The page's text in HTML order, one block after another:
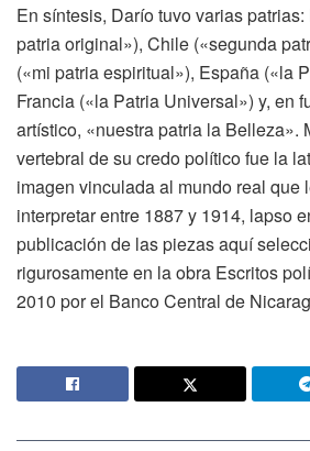
En síntesis, Darío tuvo varias
patria original»), Chile («segunda
(«mi patria espiritual»), España («la
Francia («la Patria Universal») y, en
artístico, «nuestra patria la Belleza».
vertebral de su credo político fue la
imagen vinculada al mundo real que
interpretar entre 1887 y 1914, lapso
publicación de las piezas aquí
rigurosamente en la obra Escritos
2010 por el Banco Central de